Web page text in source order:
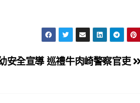
安全宣導 巡禮牛肉崎警察官吏